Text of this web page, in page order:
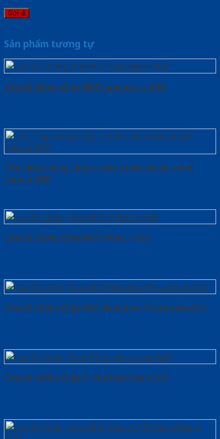
Sản phẩm tương tự
Cửa Gỗ Chống Cháy MDF Laminate-a-SGD
Cửa Thép Chống Cháy 1 canh o kinh thanh thoat
hiem-a-SGD
Cửa Gỗ Chống Cháy MDF P1R4-C1-SGD
Cửa Gỗ Chống Cháy MDF Melamine P1 van kem-SGD
Cửa Gỗ Chống Cháy P1 cho khach san-SGD